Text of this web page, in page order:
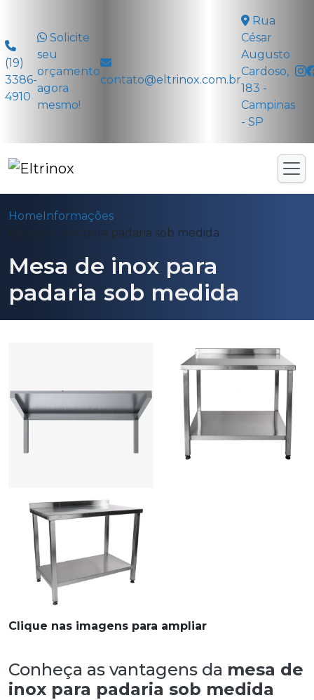
(19)
3386-
4910
Solicite
seu
orçamento
agora
mesmo!
contato@eltrinox.com.br
Rua
César
Augusto
Cardoso,
183 -
Campinas
- SP
HomeInformações
Mesa de inox para padaria sob medida
Mesa de inox para
padaria sob medida
Clique nas imagens para ampliar
Conheça as vantagens da mesa de
inox para padaria sob medida